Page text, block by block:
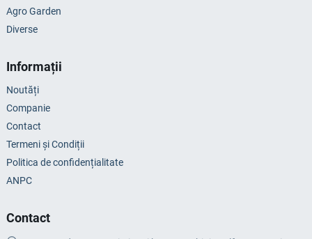
Agro Garden
Diverse
Informații
Noutăți
Companie
Contact
Termeni și Condiții
Politica de confidențialitate
ANPC
Contact